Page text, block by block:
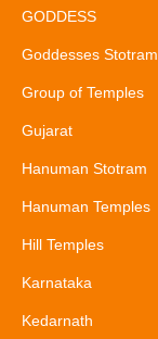
GODDESS
Goddesses Stotram
Group of Temples
Gujarat
Hanuman Stotram
Hanuman Temples
Hill Temples
Karnataka
Kedarnath